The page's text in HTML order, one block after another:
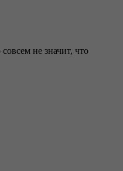
не значит, что